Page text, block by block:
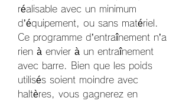
réalisable avec un minimum
d’équipement, ou sans matériel.
Ce programme d’entraînement n’a
rien à envier à un entraînement
avec barre. Bien que les poids
utilisés soient moindre avec
haltères, vous gagnerez en